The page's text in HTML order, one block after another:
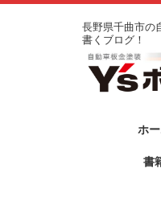
長野県千曲市の
書くブログ！
ホ
書